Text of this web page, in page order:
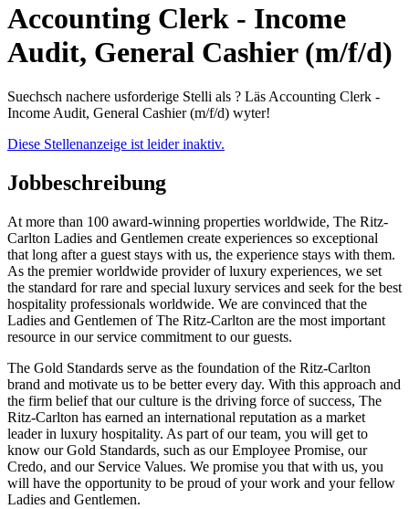
Accounting Clerk - Income
Audit, General Cashier (m/f/d)
Suechsch nachere usforderige Stelli als ? Läs Accounting Clerk -
Income Audit, General Cashier (m/f/d) wyter!
Diese Stellenanzeige ist leider inaktiv.
Jobbeschreibung
At more than 100 award-winning properties worldwide, The Ritz-
Carlton Ladies and Gentlemen create experiences so exceptional
that long after a guest stays with us, the experience stays with them.
As the premier worldwide provider of luxury experiences, we set
the standard for rare and special luxury services and seek for the best
hospitality professionals worldwide. We are convinced that the
Ladies and Gentlemen of The Ritz-Carlton are the most important
resource in our service commitment to our guests.
The Gold Standards serve as the foundation of the Ritz-Carlton
brand and motivate us to be better every day. With this approach and
the firm belief that our culture is the driving force of success, The
Ritz-Carlton has earned an international reputation as a market
leader in luxury hospitality. As part of our team, you will get to
know our Gold Standards, such as our Employee Promise, our
Credo, and our Service Values. We promise you that with us, you
will have the opportunity to be proud of your work and your fellow
Ladies and Gentlemen.